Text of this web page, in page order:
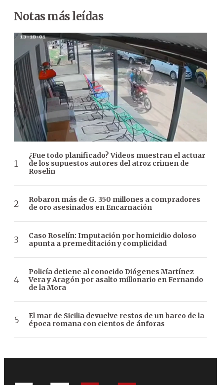
Notas más leídas
¿Fue todo planificado? Videos muestran el actuar
de los supuestos autores del atroz crimen de
Roselin
Robaron más de G. 350 millones a compradores
de oro asesinados en Encarnación
Caso Roselín: Imputación por homicidio doloso
apunta a premeditación y complicidad
Policía detiene al conocido Diógenes Martínez
Vera y Aragón por asalto millonario en Fernando
de la Mora
El mar de Sicilia devuelve restos de un barco de la
época romana con cientos de ánforas